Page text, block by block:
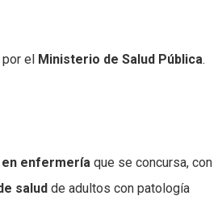
el Ministerio de Salud Pública.
en enfermería que se concursa, con
salud de adultos con patología